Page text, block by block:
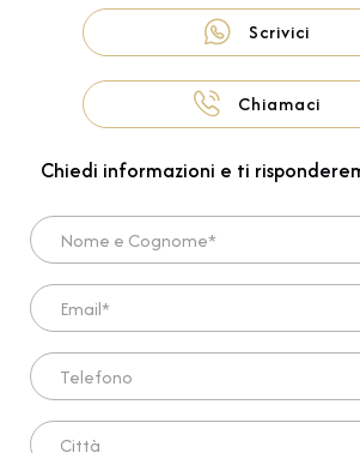
Scrivici
Chiamaci
Chiedi informazioni e ti
Nome e Cognome*
Email*
Telefono
Città